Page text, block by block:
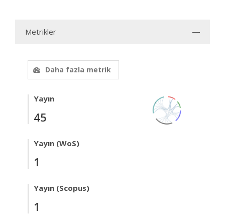
Metrikler
Daha fazla metrik
Yayın
45
Yayın (WoS)
1
Yayın (Scopus)
1